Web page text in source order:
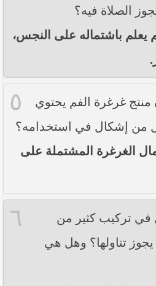
الصلاة فيه؟
يعلم باشتماله على النجس،
٥
غرغرة الفم يحتوي
من إشكال في استخدامه؟
الغرغرة المشتملة على
٦
في تركيب كثير من
يجوز تناولها؟ وهل هي